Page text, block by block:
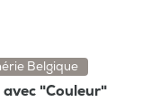
Belgique
"Couleur"